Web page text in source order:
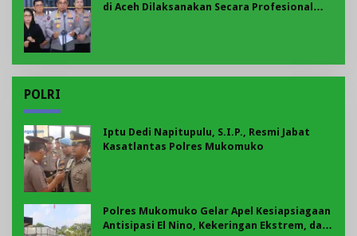
di Aceh Dilaksanakan Secara Profesional
POLRI
Iptu Dedi Napitupulu, S.I.P., Resmi Jabat
Kasatlantas Polres Mukomuko
Polres Mukomuko Gelar Apel Kesiapsiagaan
Antisipasi El Nino, Kekeringan Ekstrem, dan